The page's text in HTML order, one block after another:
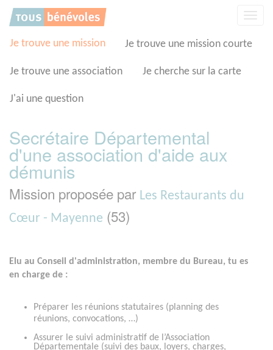
Je trouve une mission Je trouve une mission courte
Je trouve une association Je cherche sur la carte
J'ai une question
Secrétaire Départemental
d'une association d'aide aux
démunis
Mission proposée par Les Restaurants du
Cœur - Mayenne (53)
Elu au Conseil d'administration, membre du Bureau, tu es
en charge de :
Préparer les réunions statutaires (planning des
réunions, convocations, …)
Assurer le suivi administratif de l’Association
Départementale (suivi des baux, loyers, charges,
Panneau de gestion des cookies